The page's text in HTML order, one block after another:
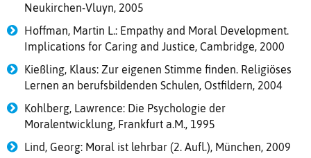
Neukirchen-Vluyn, 2005
Hoffman, Martin L.: Empathy and Moral Development.
Implications for Caring and Justice, Cambridge, 2000
Kießling, Klaus: Zur eigenen Stimme finden. Religiöses
Lernen an berufsbildenden Schulen, Ostfildern, 2004
Kohlberg, Lawrence: Die Psychologie der
Moralentwicklung, Frankfurt a.M., 1995
Lind, Georg: Moral ist lehrbar (2. Aufl.), München, 2009